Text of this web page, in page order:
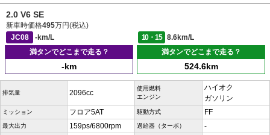
2.0 V6 SE
新車時価格495万円(税込)
JC08
-km/L 10・15
8.6km/L
満タンでどこまで走る？
-km
満タンでどこまで走る？
524.6km
排気量 2096cc
使用燃料
エンジン
ハイオク
ガソリン
ミッション フロア5AT 駆動方式 FF
最大出力 159ps/6800rpm 過給器（ターボ） -